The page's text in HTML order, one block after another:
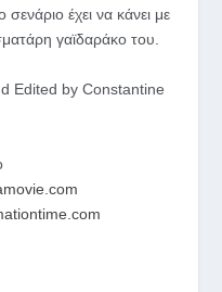
έχει να κάνει με
γαϊδαράκο του.
Edited by Constantine